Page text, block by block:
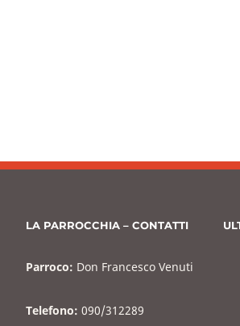
LA PARROCCHIA – CONTATTI
Parroco: Don Francesco Venuti
Telefono: 090/312289